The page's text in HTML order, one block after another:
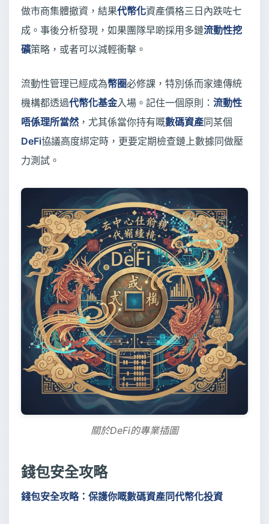
做市商集體撤資，結果代幣化資產價格三日內跌咗七
成。事後分析發現，如果團隊早啲採用多鏈流動性挖
礦策略，或者可以減輕衝擊。
流動性管理已經成為幣圈必修課，特別係而家連傳統
機構都透過代幣化基金入場。記住一個原則： 流動性
唔係理所當然 ，尤其係當你持有嘅數碼資產同某個
DeFi協議高度綁定時，更要定期檢查鏈上數據同做壓
力測試。
關於DeFi的專業插圖
錢包安全攻略
錢包安全攻略：保護你嘅數碼資產同代幣化投資